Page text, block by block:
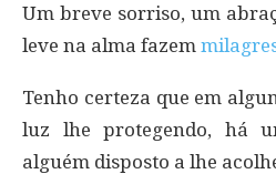
Um breve sorriso, um
leve na alma fazem
Tenho certeza que em
luz lhe protegendo, há
alguém disposto a lhe